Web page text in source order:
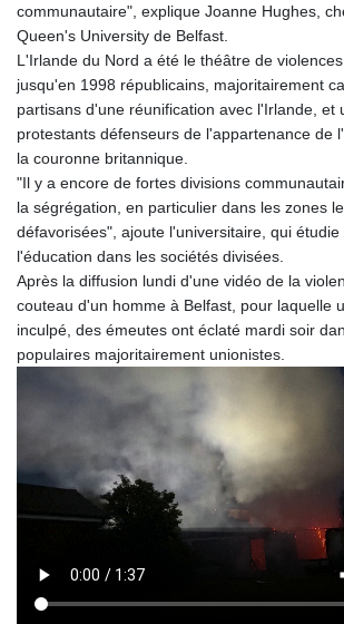
communautaire", explique Joanne Hughes,
Queen's University de Belfast.
L'Irlande du Nord a été le théâtre de
jusqu'en 1998 républicains, majoritairement
partisans d'une réunification avec l'Irlande, et
protestants défenseurs de l'appartenance de
la couronne britannique.
"Il y a encore de fortes divisions
la ségrégation, en particulier dans les zones
défavorisées", ajoute l'universitaire, qui étudie
l'éducation dans les sociétés divisées.
Après la diffusion lundi d'une vidéo de la
couteau d'un homme à Belfast, pour laquelle
inculpé, des émeutes ont éclaté mardi soir
populaires majoritairement unionistes.